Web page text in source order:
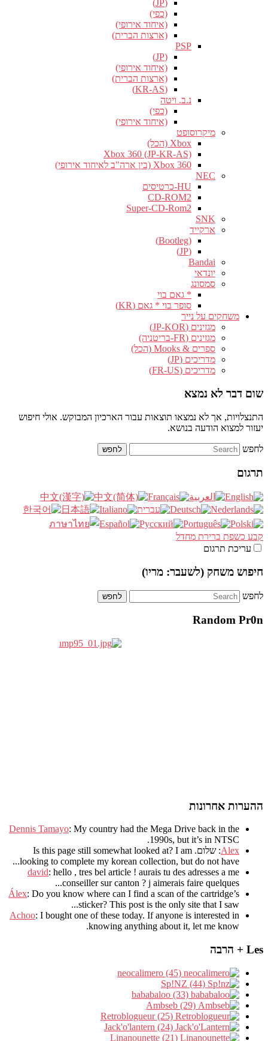
(JP)
(כפי)
(איחוד אירופי)
(ארצות הברית)
PSP
(JP)
(איחוד אירופי)
(ארצות הברית)
(KR-AS)
נ.ב. ויטה
(כפי)
(איחוד אירופי)
מיקרוסופט
Xbox (הכל)
Xbox 360 (JP-KR-AS)
Xbox 360 (בין ארה"ב לאיחוד אירופי)
NEC
HU-כרטיסים
CD-ROM2
Super-CD-Rom2
SNK
ארקייד
(Bootleg)
(JP)
Bandai
יונדאי
סמסונג
* גאם בוי
סופר בוי * גאם (KR)
משחקים על נייר
מגזינים (JP-KOR)
מגזינים (FR-בריטניה)
ספרים & Mooks (הכל)
מדריכים (JP)
מדריכים (FR-US)
שום דבר לא נמצא
התנצלויות, אך לא נמצאו תוצאות עבור הארכיון המבוקש. אולי חיפוש
יעזור למצוא הודעה בנושא.
לחפש
תרגום
קבע כשפת ברירת מחדל
עריכת תרגום
חיפוש משחק (לשעבר: מריו)
לחפש
Random Pr0n
ההערות אחרונות
Dennis Tamayo: My country had the Mega Drive back in the
1990s, but it’s in NTSC
.
Alex: שלום. Is this page still somewhat looked at? I am
looking to complete my korean collection, but do not have..
.
david: hello , tres bel article ! aurais tu des adresses a me
conseiller sur canton ? j aimerais faire quelques..
.
Álex: Do you know where can I find a scan of the cartridge’s
sticker? This post is the only site that I saw...
Achoo: I bought one of these today. If anyone is interested in
knowing anything about it, let me know.
Les + הרבה